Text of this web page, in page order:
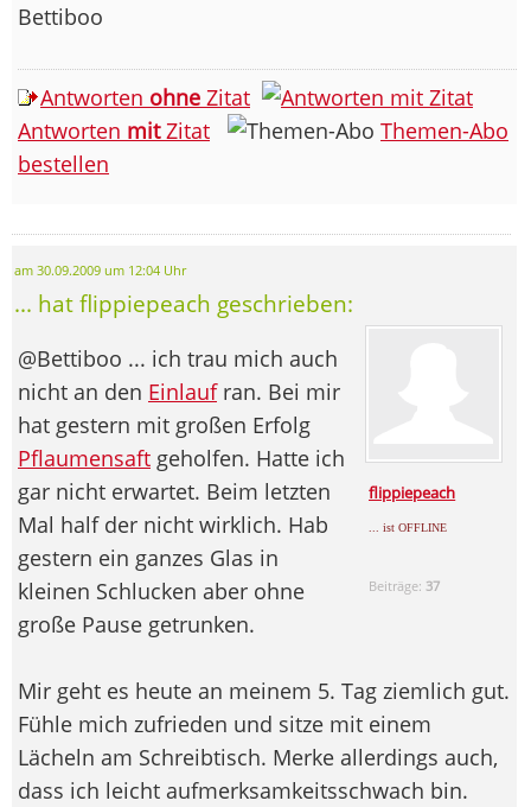
Bettiboo
Antworten ohne Zitat
Antworten mitZitat
Themen-Abo
bestellen
am 30.09.2009 um 12:04 Uhr
... hat flippiepeach geschrieben:
flippiepeach
... ist OFFLINE
Beiträge: 37
@Bettiboo ... ich trau mich auch
nicht an den Einlaufran. Bei mir
hat gestern mit großen Erfolg
Pflaumensaft geholfen. Hatte ich
gar nicht erwartet. Beim letzten
Mal half der nicht wirklich. Hab
gestern ein ganzes Glas in
kleinen Schlucken aber ohne
große Pause getrunken.
Mir geht es heute an meinem 5. Tag ziemlich gut.
Fühle mich zufrieden und sitze mit einem
Lächeln am Schreibtisch. Merke allerdings auch,
dass ich leicht aufmerksamkeitsschwach bin.